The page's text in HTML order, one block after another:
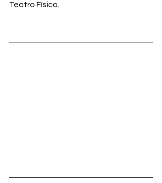
Teatro Físico.